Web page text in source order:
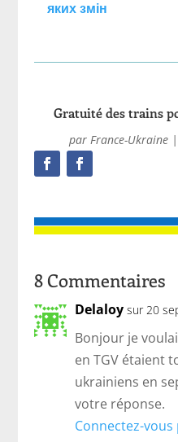
яких змін
Gratuité des trains
par France-Ukraine|
8 Commentaires
Delaloy sur 20
Bonjour je
en TGV étaient
ukrainiens en
votre réponse.
Connectez-